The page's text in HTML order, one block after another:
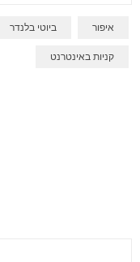
איפור ביוטי בלנדר
קניות באינטרנט